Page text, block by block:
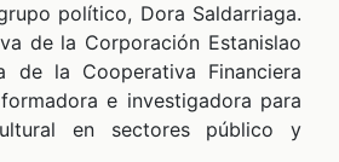
político, Dora Saldarriaga.
de la Corporación Estanislao
de la Cooperativa Financiera
e investigadora para
en sectores público y